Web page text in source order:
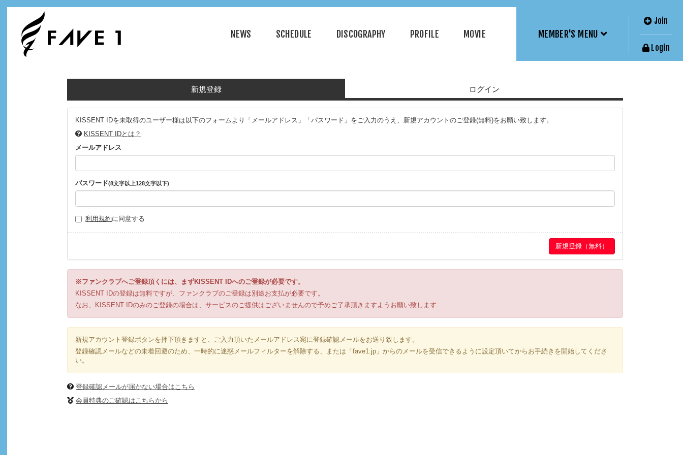
NEWS SCHEDULE DISCOGRAPHY PROFILE MOVIE MEMBER'S MENU
Join
Login
新規登録 ログイン
KISSENT IDを未取得のユーザー様は以下のフォームより「メールアドレス」「パスワード」をご入力のうえ、新規アカウントのご登録(無料)をお願い致します。
KISSENT IDとは？
メールアドレス
パスワード(8文字以上128文字以下)
利用規約に同意する
※ファンクラブへご登録頂くには、まずKISSENT IDへのご登録が必要です。
KISSENT IDの登録は無料ですが、ファンクラブのご登録は別途お支払が必要です。
なお、KISSENT IDのみのご登録の場合は、サービスのご提供はございませんので予めご了承頂きますようお願い致します.
新規アカウント登録ボタンを押下頂きますと、ご入力頂いたメールアドレス宛に登録確認メールをお送り致します。
登録確認メールなどの未着回避のため、一時的に迷惑メールフィルターを解除する、または「fave1.jp」からのメールを受信できるように設定頂いてからお手続きを開始してくださ
い。
登録確認メールが届かない場合はこちら
会員特典のご確認はこちらから